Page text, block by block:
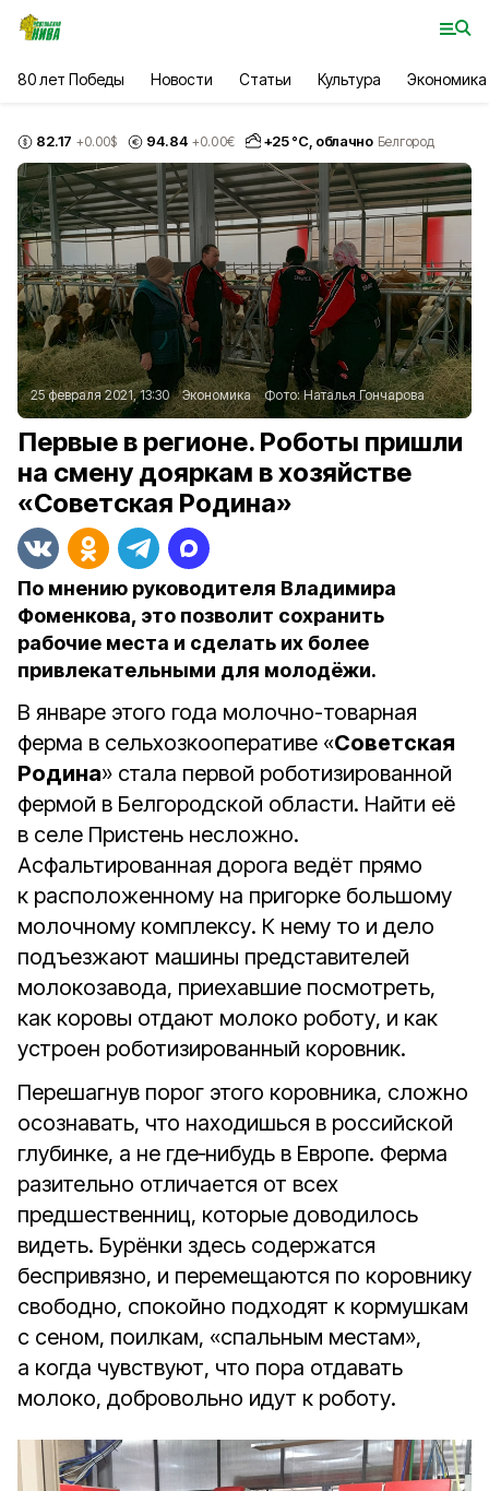
80 лет Победы Новости Статьи Культура Экономика
82.17 +0.00$ 94.84 +0.00€ +25°С, облачно Белгород
25 февраля 2021, 13:30 Экономика Фото:Наталья Гончарова
Первые в регионе. Роботы пришли
на смену дояркам в хозяйстве
«Советская Родина»
По мнению руководителя Владимира
Фоменкова, это позволит сохранить
рабочие места и сделать их более
привлекательными для молодёжи.
В январе этого года молочно-товарная
ферма в сельхозкооперативе «Советская
Родина» стала первой роботизированной
фермой в Белгородской области. Найти её
в селе Пристень несложно.
Асфальтированная дорога ведёт прямо
к расположенному на пригорке большому
молочному комплексу. К нему то и дело
подъезжают машины представителей
молокозавода, приехавшие посмотреть,
как коровы отдают молоко роботу, и как
устроен роботизированный коровник.
Перешагнув порог этого коровника, сложно
осознавать, что находишься в российской
глубинке, а не где‑нибудь в Европе. Ферма
разительно отличается от всех
предшественниц, которые доводилось
видеть. Бурёнки здесь содержатся
беспривязно, и перемещаются по коровнику
свободно, спокойно подходят к кормушкам
с сеном, поилкам, «спальным местам»,
а когда чувствуют, что пора отдавать
молоко, добровольно идут к роботу.